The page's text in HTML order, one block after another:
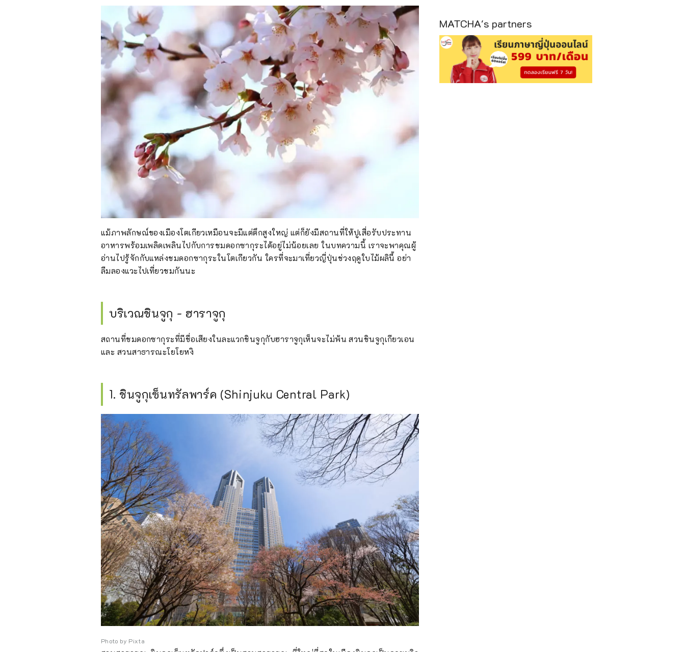
แม้ภาพลักษณ์ของเมืองโตเกียวเหมือนจะมีแต่ตึกสูงใหญ่ แต่ก็ยังมีสถานที่ให้ปูเสื่อรับประทาน
อาหารพร้อมเพลิดเพลินไปกับการชมดอกซากุระได้อยู่ไม่น้อยเลย ในบทความนี้ เราจะพาคุณผู้
อ่านไปรู้จักกับแหล่งชมดอกซากุระในโตเกียวกัน ใครที่จะมาเที่ยวญี่ปุ่นช่วงฤดูใบไม้ผลินี้ อย่า
ลืมลองแวะไปเที่ยวชมกันนะ
บริเวณชินจูกุ - ฮาราจูกุ
สถานที่ชมดอกซากุระที่มีชื่อเสียงในละแวกชินจูกุกับฮาราจูกุเห็นจะไม่พ้น สวนชินจูกุเกียวเอน
และ สวนสาธารณะโยโยหงิ
1. ชินจูกุเซ็นทรัลพาร์ค (Shinjuku Central Park)
Photo by Pixta
MATCHA's partners